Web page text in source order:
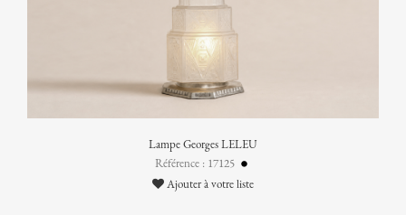
Lampe Georges LELEU
Référence : 17125
Ajouter à votre liste